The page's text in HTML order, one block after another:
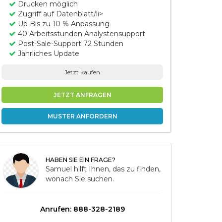
Drucken möglich
Zugriff auf Datenblatt/li>
Up Bis zu 10 % Anpassung
40 Arbeitsstunden Analystensupport
Post-Sale-Support 72 Stunden
Jährliches Update
Jetzt kaufen
JETZT ANFRAGEN
MUSTER ANFORDERN
HABEN SIE EIN FRAGE?
Samuel hilft Ihnen, das zu finden,
wonach Sie suchen.
Anrufen: 888-328-2189